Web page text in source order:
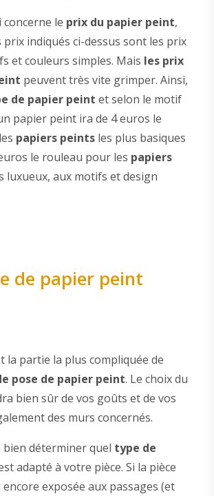
concerne le prix du papier peint,
prix indiqués ci-dessus sont les prix
et couleurs simples. Mais les prix
peuvent très vite grimper. Ainsi,
de papier peint et selon le motif
papier peint ira de 4 euros le
papiers peintsles plus basiques
le rouleau pour les papiers
luxueux, aux motifs et design
de papier peint
la partie la plus compliquée de
pose de papier peint. Le choix du
bien sûr de vos goûts et de vos
des murs concernés.
bien déterminer quel type de
adapté à votre pièce. Si la pièce
exposée aux passages (et